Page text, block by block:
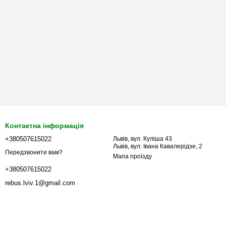
Контактна інформація
+380507615022
Передзвонити вам?
+380507615022
rebus.lviv.1@gmail.com
Львів, вул. Куліша 43
Львів, вул. Івана Кавалерідзе, 2
Мапа проїзду